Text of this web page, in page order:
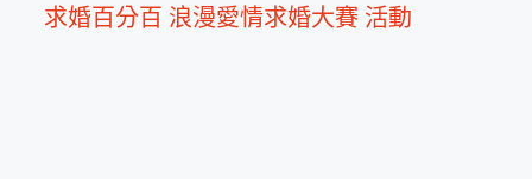
求婚百分百 浪漫愛情求婚大賽 活動